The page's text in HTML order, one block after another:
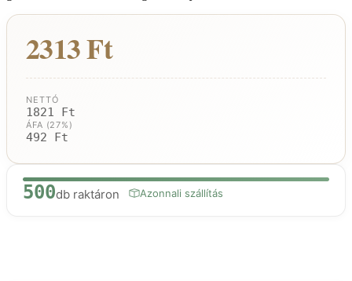
2313 Ft
NETTÓ
1821 Ft
ÁFA (27%)
492 Ft
500db raktáron Azonnali szállítás